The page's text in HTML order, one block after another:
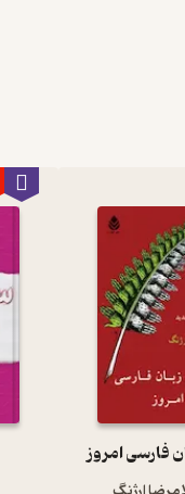
فارسی امروز